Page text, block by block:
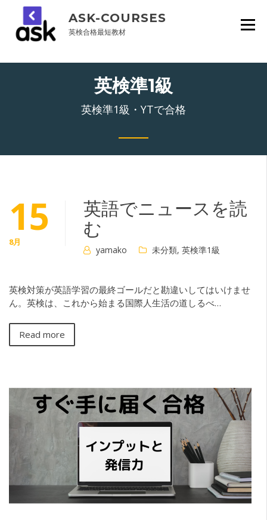
content
ASK-COURSES
英検合格最短教材
英検準1級
英検準1級・YTで合格
15
8月
英語でニュースを読
む
yamako 未分類, 英検準1級
英検対策が英語学習の最終ゴールだと勘違いしてはいけませ
ん。英検は、これから始まる国際人生活の道しるべ…
Read more